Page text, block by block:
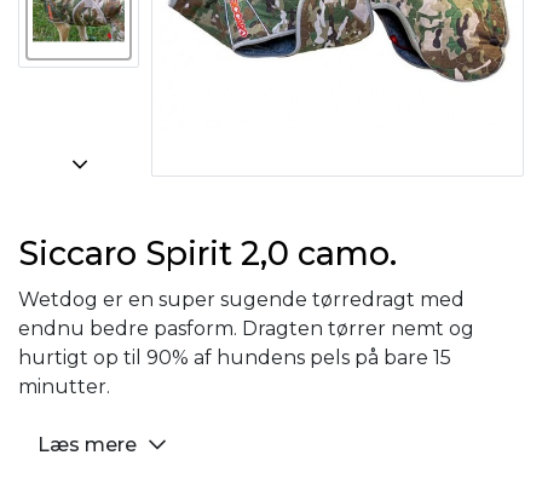
Siccaro Spirit 2,0 camo.
Wetdog er en super sugende tørredragt med
endnu bedre pasform. Dragten tørrer nemt og
hurtigt op til 90% af hundens pels på bare 15
minutter.
Læs mere